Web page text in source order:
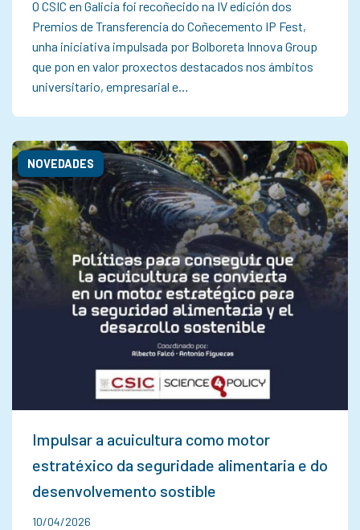
O CSIC en Galicia foi recoñecido na IV edición dos
Premios de Transferencia do Coñecemento IP Fest,
unha iniciativa impulsada por Bolboreta Innova Group
que pon en valor proxectos destacados nos ámbitos
universitario, empresarial e…
Impulsar a acuicultura como motor
estratéxico da seguridade alimentaria e do
desenvolvemento sostible
NOVEDADES
10/04/2026